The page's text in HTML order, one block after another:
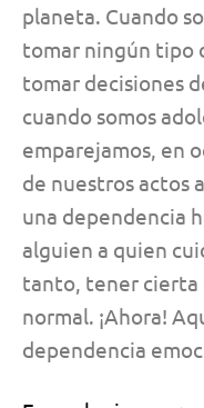
planeta. Cuando
tomar ningún tipo
tomar decisiones
cuando somos
emparejamos, en
de nuestros actos
una dependencia
alguien a quien
tanto, tener cierta
normal. ¡Ahora!
dependencia